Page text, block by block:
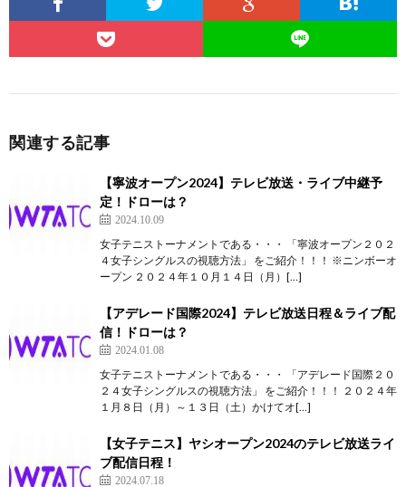
関連する記事
【寧波オープン2024】テレビ放送・ライブ中継予
定！ドローは？
2024.10.09
女子テニストーナメントである・・・ 「寧波オープン２０２
４女子シングルスの視聴方法」 をご紹介！！！ ※ニンボーオ
ープン ２０２４年１０月１４日（月）[…]
【アデレード国際2024】テレビ放送日程＆ライブ配
信！ドローは？
2024.01.08
女子テニストーナメントである・・・ 「アデレード国際２０
２４女子シングルスの視聴方法」 をご紹介！！！ ２０２４年
１月８日（月）～１３日（土）かけてオ[…]
【女子テニス】ヤシオープン2024のテレビ放送ライ
ブ配信日程！
2024.07.18